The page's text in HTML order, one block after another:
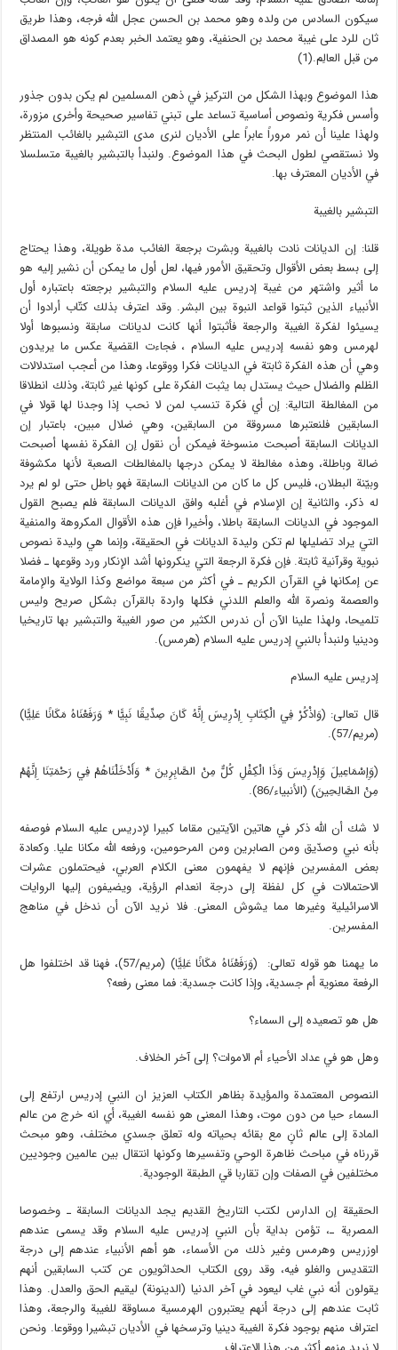
سيكون السادس من ولده وهو محمد بن الحسن عجل الله فرجه، وهذا طريق
ثان للرد على غيبة محمد بن الحنفية، وهو يعتمد الخبر بعدم كونه هو المصداق
من قبل العالِم.(1)
هذا الموضوع وبهذا الشكل من التركيز في ذهن المسلمين لم يكن بدون جذور
وأسس فكرية ونصوص أساسية تساعد على تبني تفاسير صحيحة وأخرى مزورة،
ولهذا علينا أن نمر مروراً عابراً على الأديان لنرى مدى التبشير بالغائب المنتظر
ولا نستقصي لطول البحث في هذا الموضوع. ولنبدأ بالتبشير بالغيبة متسلسلا
في الأديان المعترف بها.
التبشير بالغيبة
قلنا: إن الديانات نادت بالغيبة وبشرت برجعة الغائب مدة طويلة، وهذا يحتاج
إلى بسط بعض الأقوال وتحقيق الأمور فيها، لعل أول ما يمكن أن نشير إليه هو
ما أثير واشتهر من غيبة إدريس عليه السلام والتبشير برجعته باعتباره أول
الأنبياء الذين ثبتوا قواعد النبوة بين البشر. وقد اعترف بذلك كتّاب أرادوا أن
يسيئوا لفكرة الغيبة والرجعة فأثبتوا أنها كانت لديانات سابقة ونسبوها أولا
لهرمس وهو نفسه إدريس عليه السلام ، فجاءت القضية عكس ما يريدون
وهي أن هذه الفكرة ثابتة في الديانات فكرا ووقوعا، وهذا من أعجب استدلالات
الظلم والضلال حيث يستدل بما يثبت الفكرة على كونها غير ثابتة، وذلك انطلاقا
من المغالطة التالية: إن أي فكرة تنسب لمن لا نحب إذا وجدنا لها قولا في
السابقين فلنعتبرها مسروقة من السابقين، وهي ضلال مبين، باعتبار إن
الديانات السابقة أصبحت منسوخة فيمكن أن نقول إن الفكرة نفسها أصبحت
ضالة وباطلة، وهذه مغالطة لا يمكن درجها بالمغالطات الصعبة لأنها مكشوفة
وبيّنة البطلان، فليس كل ما كان من الديانات السابقة فهو باطل حتى لو لم يرد
له ذكر، والثانية إن الإسلام في أغلبه وافق الديانات السابقة فلم يصبح القول
الموجود في الديانات السابقة باطلا، وأخيرا فإن هذه الأقوال المكروهة والمنفية
التي يراد تضليلها لم تكن وليدة الديانات في الحقيقة، وإنما هي وليدة نصوص
نبوية وقرآنية ثابتة. فإن فكرة الرجعة التي ينكرونها أشد الإنكار ورد وقوعها ـ فضلا
عن إمكانها في القرآن الكريم ـ في أكثر من سبعة مواضع وكذا الولاية والإمامة
والعصمة ونصرة الله والعلم اللدني فكلها واردة بالقرآن بشكل صريح وليس
تلميحا، ولهذا علينا الآن أن ندرس الكثير من صور الغيبة والتبشير بها تاريخيا
ودينيا ولنبدأ بالنبي إدريس عليه السلام (هرمس).
إدريس عليه السلام
قال تعالى: (وَاذْكُرْ فِي الْكِتَابِ إِدْرِيسَ إِنَّهُ كَانَ صِدِّيقًا نَبِيًّا * وَرَفَعْنَاهُ مَكَانًا عَلِيًّا)
(مريم/57).
(وَإِسْمَاعِيلَ وَإِدْرِيسَ وَذَا الْكِفْلِ كُلٌّ مِنْ الصَّابِرِينَ * وَأَدْخَلْنَاهُمْ فِي رَحْمَتِنَا إِنَّهُمْ
مِنْ الصَّالِحِينَ) (الأنبياء/86).
لا شك أن الله ذكر في هاتين الآيتين مقاما كبيرا لإدريس عليه السلام فوصفه
بأنه نبي وصدّيق ومن الصابرين ومن المرحومين، ورفعه الله مكانا عليا. وكعادة
بعض المفسرين فإنهم لا يفهمون معنى الكلام العربي، فيحتملون عشرات
الاحتمالات في كل لفظة إلى درجة انعدام الرؤية، ويضيفون إليها الروايات
الاسرائيلية وغيرها مما يشوش المعنى. فلا نريد الآن أن ندخل في مناهج
المفسرين.
ما يهمنا هو قوله تعالى: (وَرَفَعْنَاهُ مَكَانًا عَلِيًّا) (مريم/57)، فهنا قد اختلفوا هل
الرفعة معنوية أم جسدية، وإذا كانت جسدية: فما معنى رفعه؟
هل هو تصعيده إلى السماء؟
وهل هو في عداد الأحياء أم الاموات؟ إلى آخر الخلاف.
النصوص المعتمدة والمؤيدة بظاهر الكتاب العزيز ان النبي إدريس ارتفع إلى
السماء حيا من دون موت، وهذا المعنى هو نفسه الغيبة، أي انه خرج من عالم
المادة إلى عالم ثانٍ مع بقائه بحياته وله تعلق جسدي مختلف، وهو مبحث
قررناه في مباحث ظاهرة الوحي وتفسيرها وكونها انتقال بين عالمين وجوديين
مختلفين في الصفات وإن تقاربا قي الطبقة الوجودية.
الحقيقة إن الدارس لكتب التاريخ القديم يجد الديانات السابقة ـ وخصوصا
المصرية ـ، تؤمن بداية بأن النبي إدريس عليه السلام وقد يسمى عندهم
اوزريس وهرمس وغير ذلك من الأسماء، هو أهم الأنبياء عندهم إلى درجة
التقديس والغلو فيه، وقد روى الكتاب الحداثويون عن كتب السابقين أنهم
يقولون أنه نبي غاب ليعود في آخر الدنيا (الدينونة) ليقيم الحق والعدل. وهذا
ثابت عندهم إلى درجة أنهم يعتبرون الهرمسية مساوقة للغيبة والرجعة، وهذا
اعتراف منهم بوجود فكرة الغيبة دينيا وترسخها في الأديان تبشيرا ووقوعا. ونحن